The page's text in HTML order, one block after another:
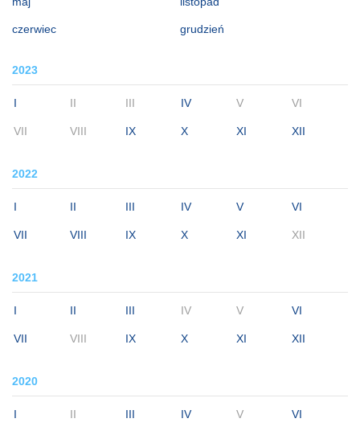
czerwiec grudzień
2023
I II III IV V VI
VII VIII IX X XI XII
2022
I II III IV V VI
VII VIII IX X XI XII
2021
I II III IV V VI
VII VIII IX X XI XII
2020
I II III IV V VI